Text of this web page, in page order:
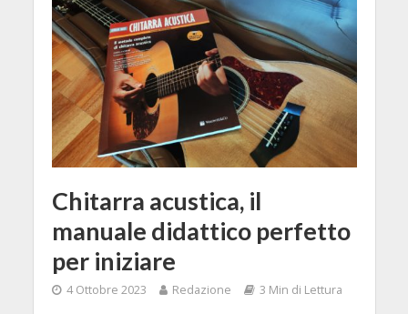
Chitarra acustica, il
manuale didattico perfetto
per iniziare
4 Ottobre 2023 Redazione 3 Min di Lettura